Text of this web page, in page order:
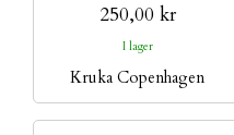
250,00 kr
I lager
Kruka Copenhagen